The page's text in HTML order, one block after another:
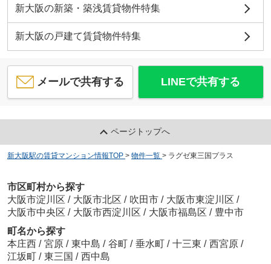
新大阪の新築・築浅賃貸物件特集
新大阪の戸建て賃貸物件特集
メールで共有する LINEで共有する
ページトップへ
新大阪駅の賃貸マンション情報TOP > 物件一覧 > ラグゼ東三国プラス
市区町村から探す
大阪市淀川区 / 大阪市北区 / 吹田市 / 大阪市東淀川区 /
大阪市中央区 / 大阪市西淀川区 / 大阪市福島区 / 豊中市
町名から探す
本庄西 / 宮原 / 東中島 / 谷町 / 垂水町 / 十三東 / 西宮原 /
江坂町 / 東三国 / 西中島